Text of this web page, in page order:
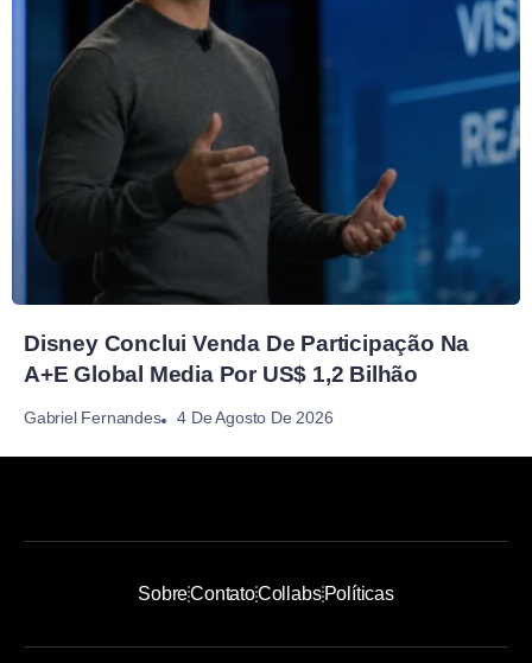
Disney Conclui Venda De Participação Na
A+E Global Media Por US$ 1,2 Bilhão
Gabriel Fernandes 4 De Agosto De 2026
SobreContatoCollabsPolíticas